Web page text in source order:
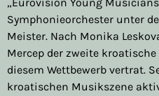
Symphonieorchester unter
Meister. Nach Monika
Mercep der zweite
diesem Wettbewerb vertrat.
kroatischen Musikszene